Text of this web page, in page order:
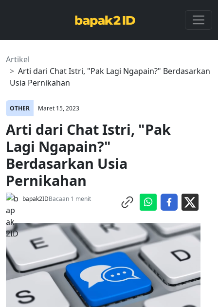
Artikel
Arti dari Chat Istri, "Pak Lagi Ngapain?" Berdasarkan
Usia Pernikahan
OTHER Maret 15, 2023
Arti dari Chat Istri, "Pak
Lagi Ngapain?"
Berdasarkan Usia
Pernikahan
bapak2IDBacaan 1 menit